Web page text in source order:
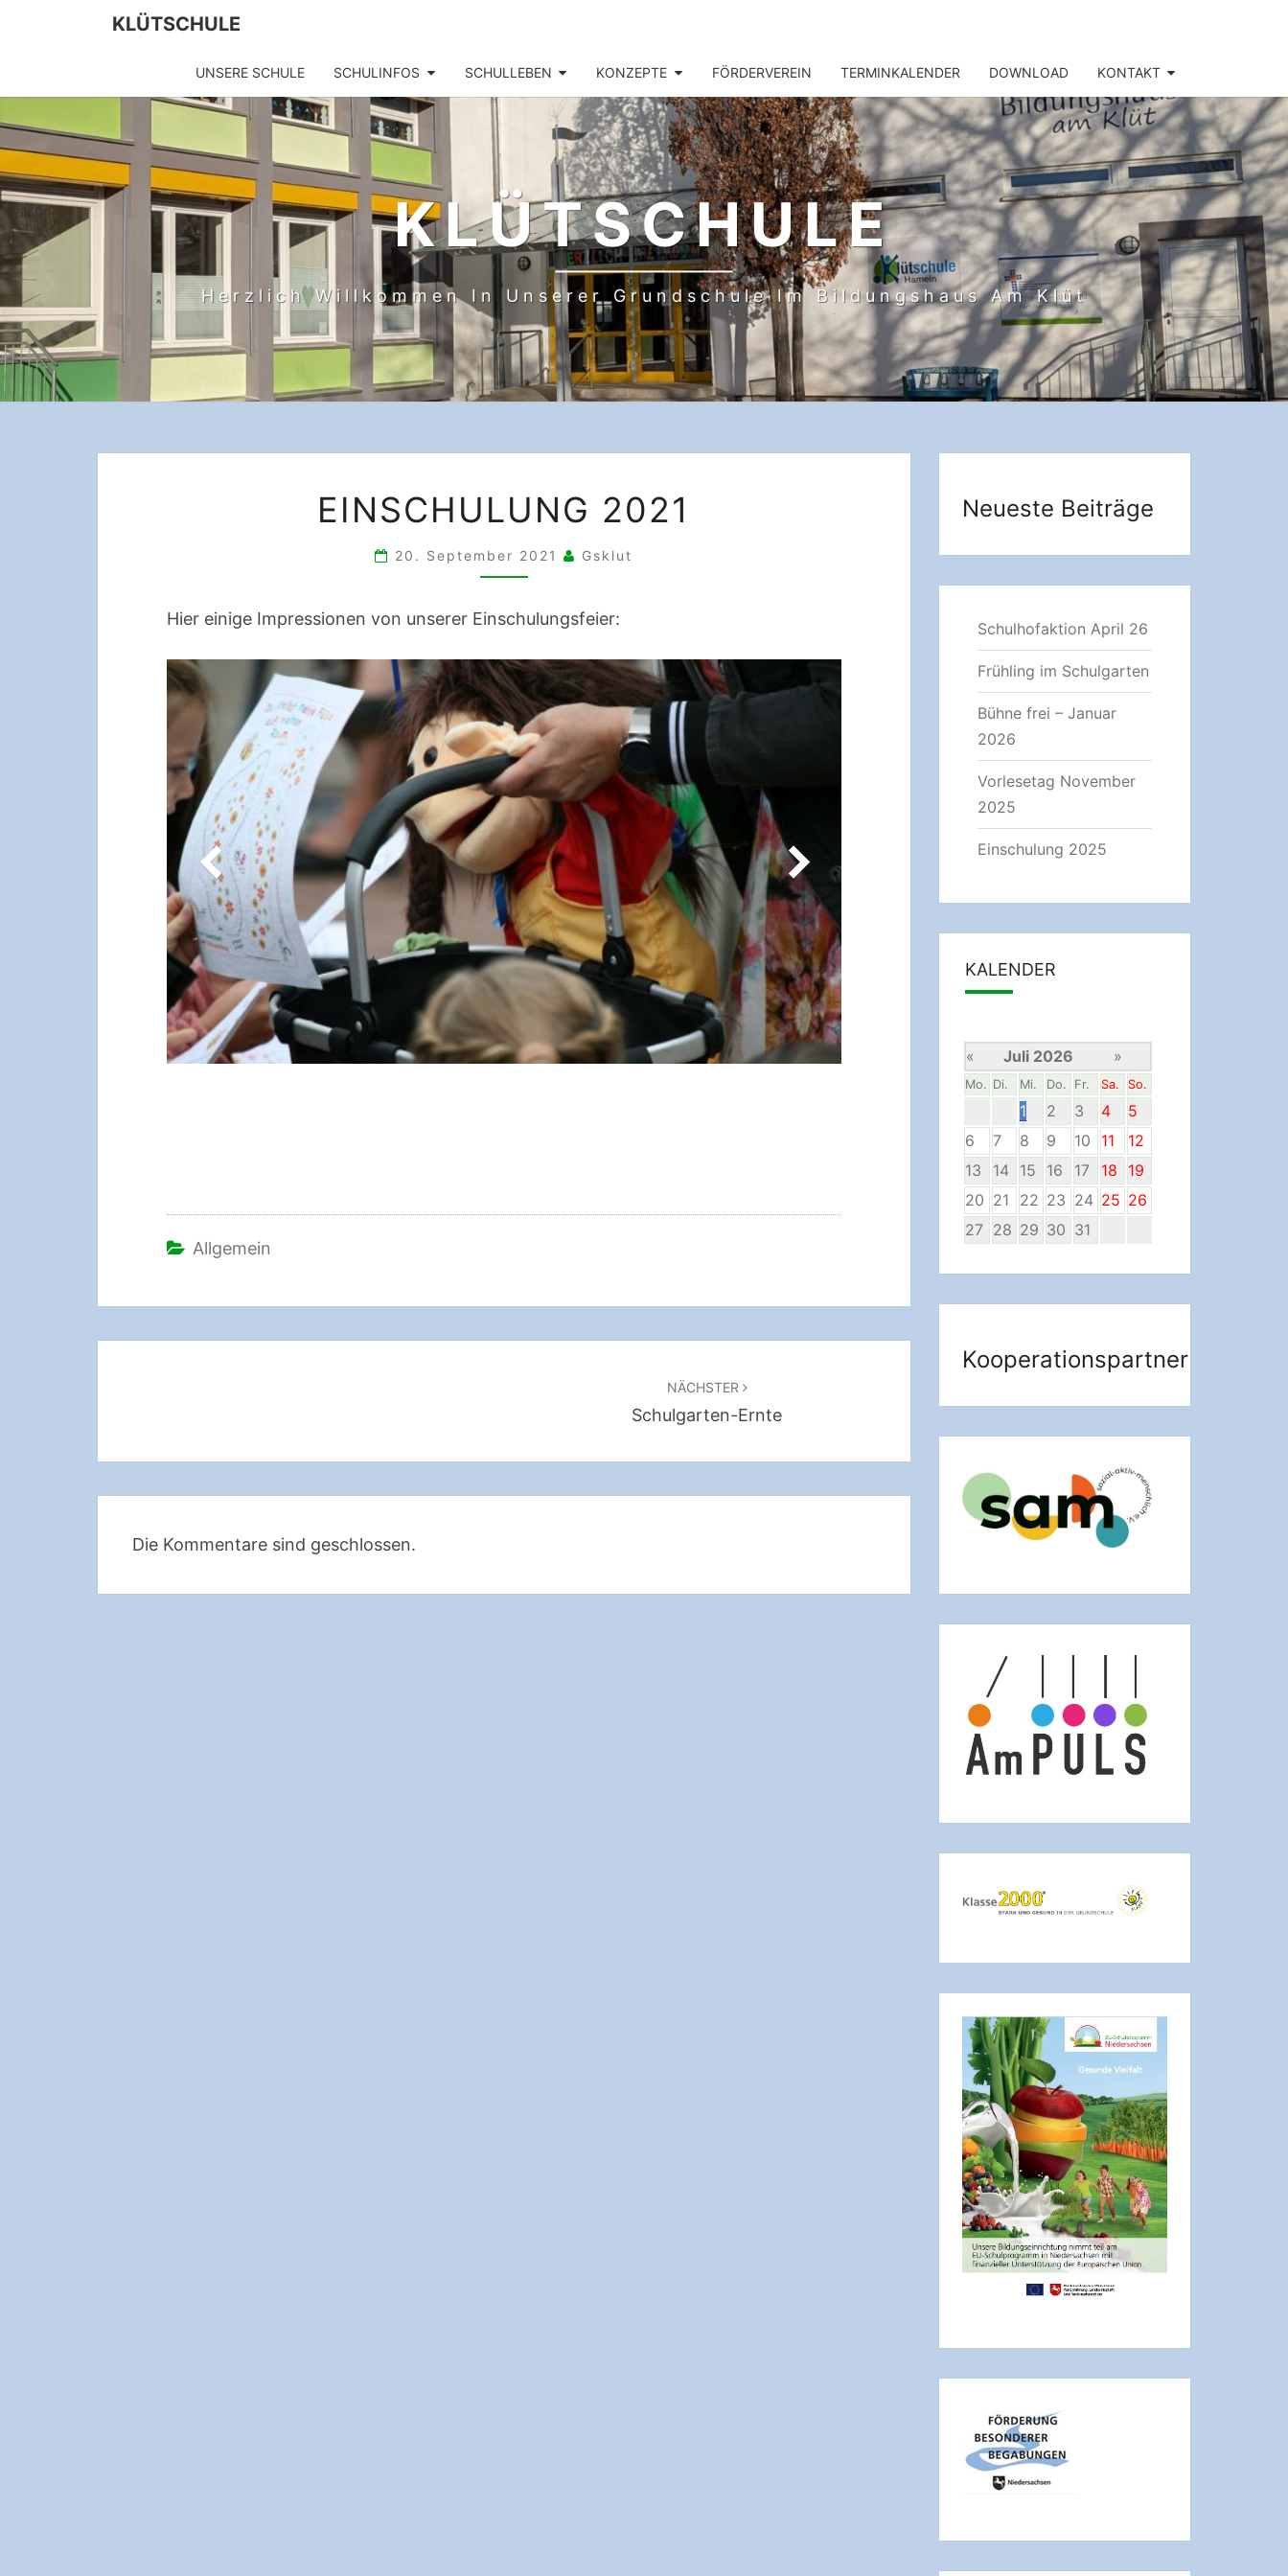
KLÜTSCHULE
UNSERE SCHULE SCHULINFOS SCHULLEBEN KONZEPTE FÖRDERVEREIN TERMINKALENDER DOWNLOAD KONTAKT
KLÜTSCHULE
Herzlich Willkommen In Unserer Grundschule Im Bildungshaus Am Klüt
2021
EINSCHULUNG 2021
20. September 2021 Gsklut
Hier einige Impressionen von unserer Einschulungsfeier:
Allgemein
NÄCHSTER
Schulgarten-Ernte
Die Kommentare sind geschlossen.
Neueste Beiträge
Schulhofaktion April 26
Frühling im Schulgarten
Bühne frei – Januar
2026
Vorlesetag November
2025
Einschulung 2025
KALENDER
« Juli 2026 »
Mo. Di. Mi. Do. Fr. Sa. So.
1 2 3 4
5
6
7 8 9 10 11
12
13
14 15 16 17 18
19
20 21 22 23 24 25 26
27 28 29 30 31
Kooperationspartner